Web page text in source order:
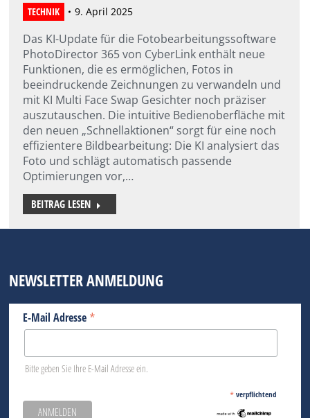
TECHNIK 9. April 2025
Das KI-Update für die Fotobearbeitungssoftware
PhotoDirector 365 von CyberLink enthält neue
Funktionen, die es ermöglichen, Fotos in
beeindruckende Zeichnungen zu verwandeln und
mit KI Multi Face Swap Gesichter noch präziser
auszutauschen. Die intuitive Bedienoberfläche mit
den neuen „Schnellaktionen“ sorgt für eine noch
effizientere Bildbearbeitung: Die KI analysiert das
Foto und schlägt automatisch passende
Optimierungen vor,…
BEITRAG LESEN
NEWSLETTER ANMELDUNG
E-Mail Adresse *
Bitte geben Sie Ihre E-Mail Adresse ein.
* verpflichtend